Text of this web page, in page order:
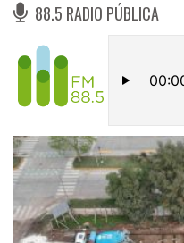
88.5 RADIO PÚBLICA